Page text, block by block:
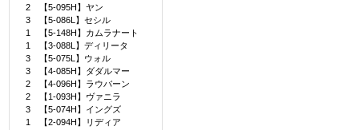
2 【5-095H】ヤン
3 【5-086L】セシル
1 【5-148H】カムラナート
1 【3-088L】ディリータ
3 【5-075L】ウォル
3 【4-085H】ダダルマー
2 【4-096H】ラウバーン
2 【1-093H】ヴァニラ
3 【5-074H】イングズ
1 【2-094H】リディア